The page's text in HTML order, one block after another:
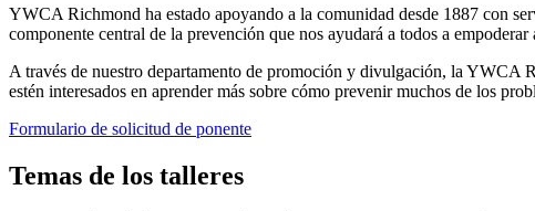
YWCA Richmond ha estado apoyando a la comunidad desde 1887 con
componente central de la prevención que nos ayudará a todos a
A través de nuestro departamento de promoción y divulgación, la YWCA
estén interesados en aprender más sobre cómo prevenir muchos de los
Formulario de solicitud de ponente
Temas de los talleres